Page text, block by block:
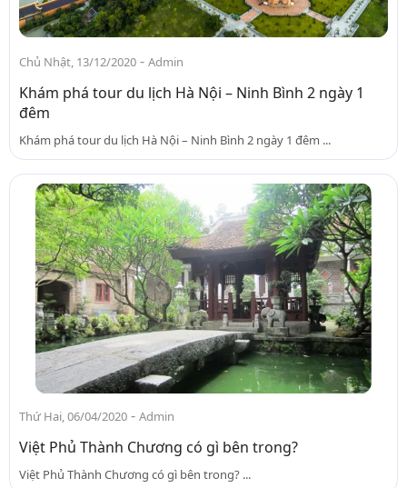
Chủ Nhật, 13/12/2020 - Admin
Khám phá tour du lịch Hà Nội – Ninh Bình 2 ngày 1
đêm
Khám phá tour du lịch Hà Nội – Ninh Bình 2 ngày 1 đêm ...
Thứ Hai, 06/04/2020 - Admin
Việt Phủ Thành Chương có gì bên trong?
Việt Phủ Thành Chương có gì bên trong? ...